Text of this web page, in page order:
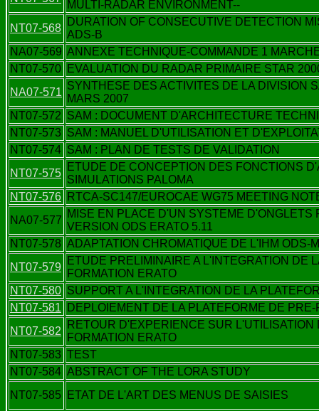
MULTI-RADAR ENVIRONMENT--
NT07-568
DURATION OF CONSECUTIVE DETECTION
ADS-B
NA07-569 ANNEXE TECHNIQUE-COMMANDE 1
NT07-570 EVALUATION DU RADAR PRIMAIRE STAR
NA07-571
SYNTHESE DES ACTIVITES DE LA DIVISION
MARS 2007
NT07-572 SAM : DOCUMENT D'ARCHITECTURE
NT07-573 SAM : MANUEL D'UTILISATION ET
NT07-574 SAM : PLAN DE TESTS DE VALIDATION
NT07-575
ETUDE DE CONCEPTION DES FONCTIONS
SIMULATIONS PALOMA
NT07-576 RTCA-SC147/EUROCAE WG75 MEETING
NA07-577
MISE EN PLACE D'UN SYSTEME
VERSION ODS ERATO 5.11
NT07-578 ADAPTATION CHROMATIQUE DE L'IHM ODS-
NT07-579
ETUDE PRELIMINAIRE A L'INTEGRATION DE
FORMATION ERATO
NT07-580 SUPPORT A L'INTEGRATION DE LA
NT07-581
DEPLOIEMENT DE LA PLATEFORME DE
NT07-582
RETOUR D'EXPERIENCE SUR
FORMATION ERATO
NT07-583 TEST
NT07-584 ABSTRACT OF THE LORA STUDY
NT07-585
ETAT DE L'ART DES MENUS DE SAISIES